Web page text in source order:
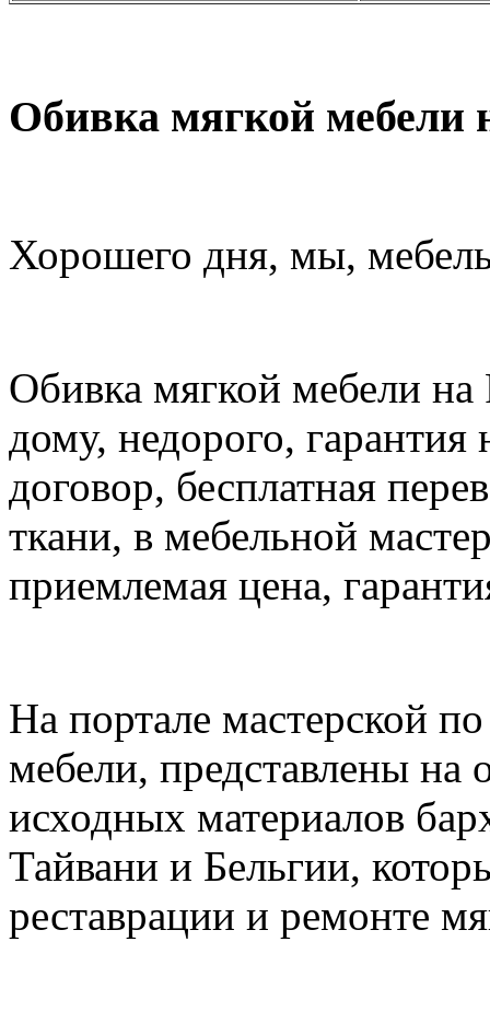
Обивка мягкой мебели
Хорошего дня, мы,
Обивка мягкой мебели на
дому, недорого,
договор, бесплатная
ткани, в мебельной
приемлемая цена,
На портале мастерской
мебели, представлены на
исходных материалов
Тайвани и Бельгии,
реставрации и ремонте